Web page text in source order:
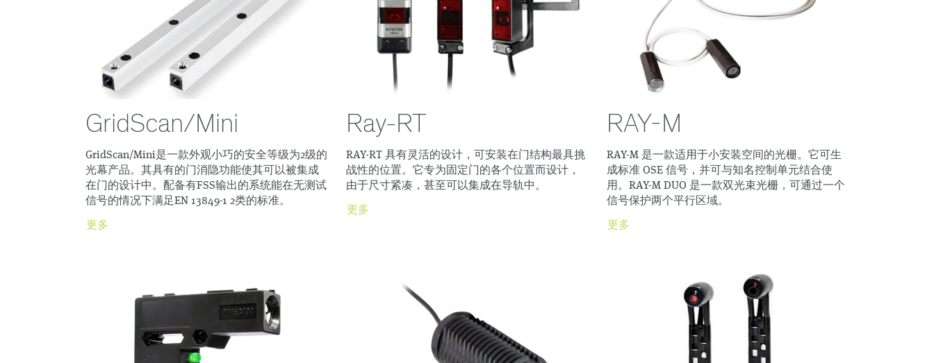
GridScan/Mini
GridScan/Mini是一款外观小巧的安全等级为2级的
光幕产品。其具有的门消隐功能使其可以被集成
在门的设计中。配备有FSS输出的系统能在无测试
信号的情况下满足EN 13849-1 2类的标准。
更多
Ray-RT
RAY-RT 具有灵活的设计，可安装在门结构最具挑
战性的位置。它专为固定门的各个位置而设计，
由于尺寸紧凑，甚至可以集成在导轨中。
更多
RAY-M
RAY-M 是一款适用于小安装空间的光栅。它可生
成标准 OSE 信号，并可与知名控制单元结合使
用。RAY-M DUO 是一款双光束光栅，可通过一个
信号保护两个平行区域。
更多